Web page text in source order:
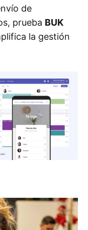
de
prueba BUK
la gestión